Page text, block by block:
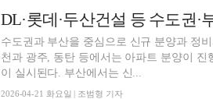
DL·롯데·두산건설 등 수도권
수도권과 부산을 중심으로 신규 분양과 정
천과 광주, 동탄 등에서는 아파트 분양이
이 실시된다. 부산에서는 신...
2026-04-21 화요일 | 조범형 기자